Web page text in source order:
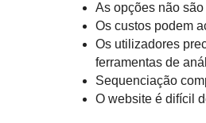
As opções não
Os custos podem
Os utilizadores
ferramentas de
Sequenciação
O website é difícil